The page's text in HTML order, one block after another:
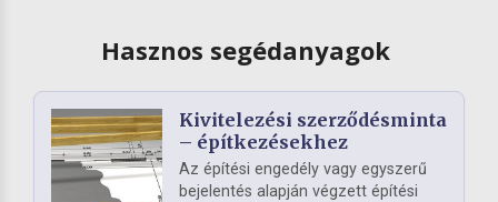
Hasznos segédanyagok
Kivitelezési szerződésminta
– építkezésekhez
Az építési engedély vagy egyszerű
bejelentés alapján végzett építési